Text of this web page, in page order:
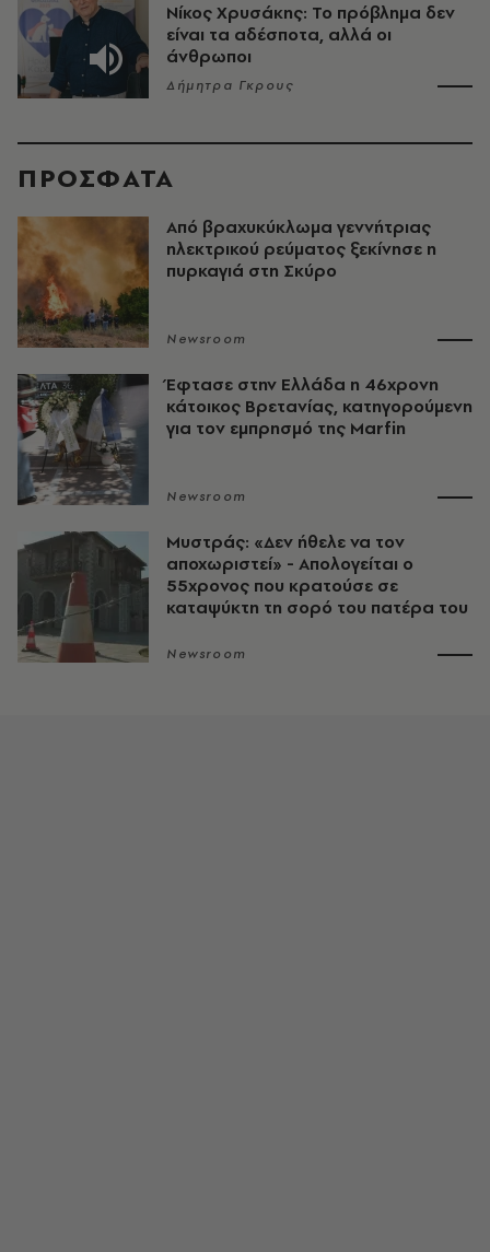
Νίκος Χρυσάκης: Το πρόβλημα δεν
είναι τα αδέσποτα, αλλά οι
άνθρωποι
Δήμητρα Γκρους
ΠΡΟΣΦΑΤΑ
Από βραχυκύκλωμα γεννήτριας
ηλεκτρικού ρεύματος ξεκίνησε η
πυρκαγιά στη Σκύρο
Newsroom
Έφτασε στην Ελλάδα η 46χρονη
κάτοικος Βρετανίας, κατηγορούμενη
για τον εμπρησμό της Marfin
Newsroom
Μυστράς: «Δεν ήθελε να τον
αποχωριστεί» - Απολογείται ο
55χρονος που κρατούσε σε
καταψύκτη τη σορό του πατέρα του
Newsroom